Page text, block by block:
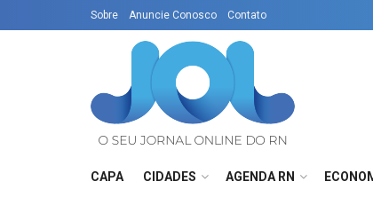
Sobre Anuncie Conosco Contato
CAPA CIDADES AGENDA RN